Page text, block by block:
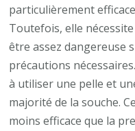
particulièrement
Toutefois, elle
être assez dangereuse
précautions
à utiliser une pelle et
majorité de la souche.
moins efficace que la